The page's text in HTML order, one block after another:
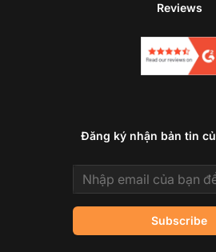
Reviews
Đăng ký nhận bản tin
Email address
Subscribe